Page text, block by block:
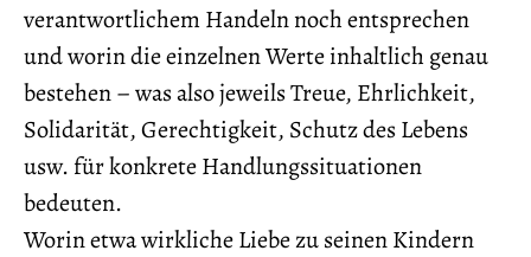
verantwortlichem Handeln noch entsprechen
und worin die einzelnen Werte inhaltlich genau
bestehen – was also jeweils Treue, Ehrlichkeit,
Solidarität, Gerechtigkeit, Schutz des Lebens
usw. für konkrete Handlungssituationen
bedeuten.
Worin etwa wirkliche Liebe zu seinen Kindern